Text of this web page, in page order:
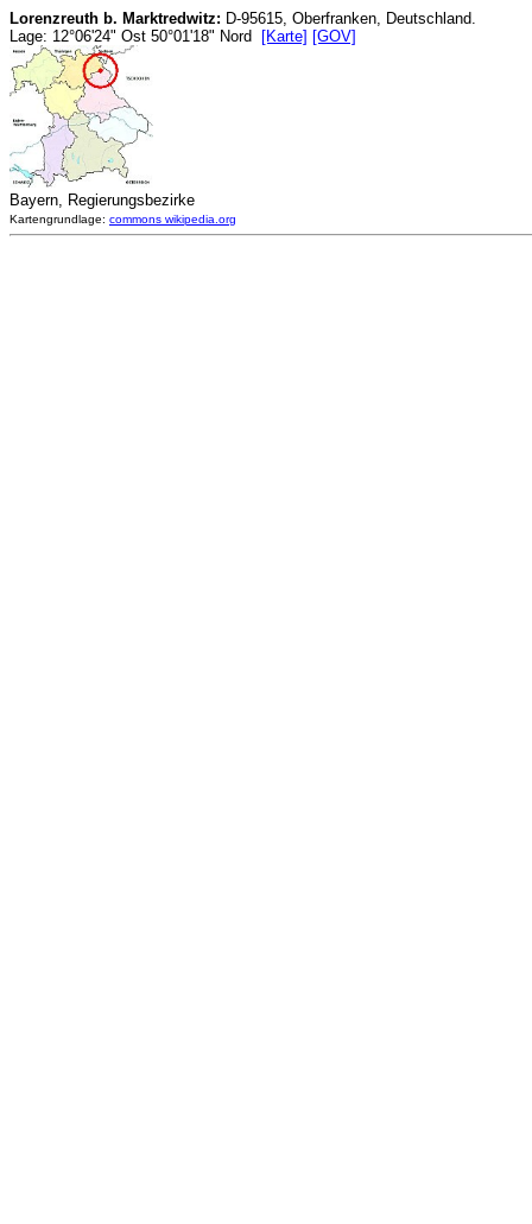
Lorenzreuth b. Marktredwitz: D-95615, Oberfranken, Deutschland.
Lage: 12°06'24" Ost 50°01'18" Nord
[Karte] [GOV]
Bayern, Regierungsbezirke
Kartengrundlage: commons wikipedia.org